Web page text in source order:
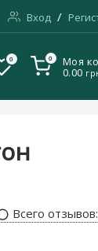
Вход /
0 0 Моя
0.00
Всего отзывов: